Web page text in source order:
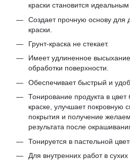
краски становится
Создает прочную основу для
краски.
Грунт-краска не стекает.
Имеет удлиненное
обработки поверхности.
Обеспечивает быстрый и
Тонирование продукта в цвет
краске, улучшает покровную
покрытия и получение
результата после
Тонируется в пастельной
Для внутренних работ в